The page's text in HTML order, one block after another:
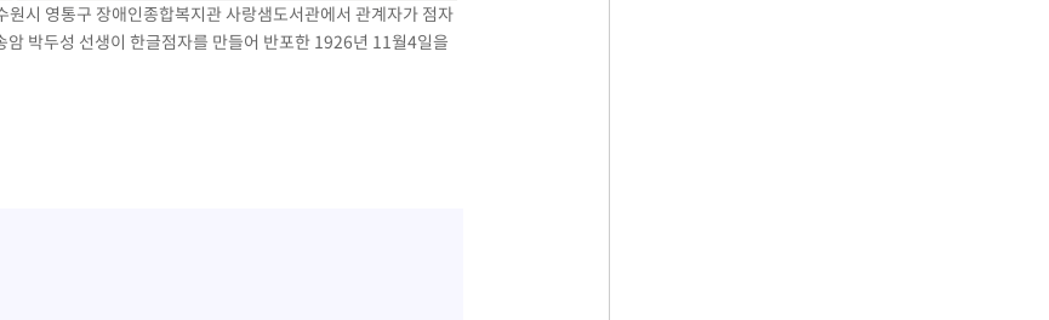
시 영통구 장애인종합복지관 사랑샘도서관에서 관계자가 점자
박두성 선생이 한글점자를 만들어 반포한 1926년 11월4일을